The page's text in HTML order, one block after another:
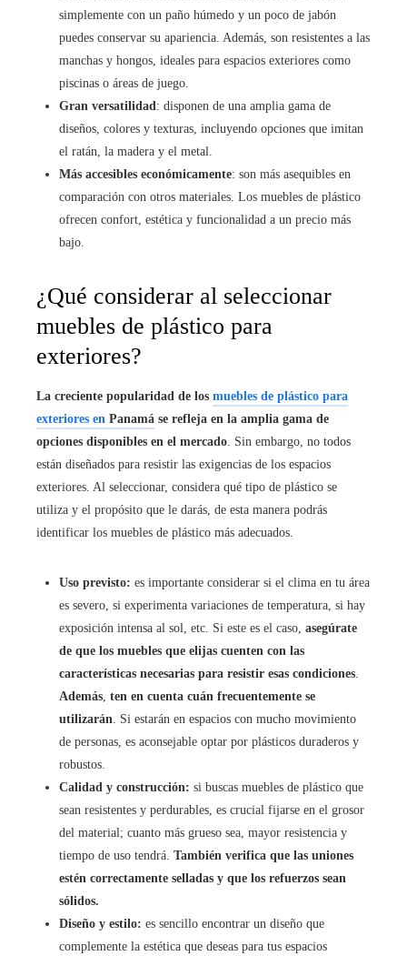
simplemente con un paño húmedo y un poco de jabón
puedes conservar su apariencia. Además, son resistentes a las
manchas y hongos, ideales para espacios exteriores como
piscinas o áreas de juego.
Gran versatilidad: disponen de una amplia gama de
diseños, colores y texturas, incluyendo opciones que imitan
el ratán, la madera y el metal.
Más accesibles económicamente: son más asequibles en
comparación con otros materiales. Los muebles de plástico
ofrecen confort, estética y funcionalidad a un precio más
bajo.
¿Qué considerar al seleccionar
muebles de plástico para
exteriores?
La creciente popularidad de los muebles de plástico para
exteriores en Panamá se refleja en la amplia gama de
opciones disponibles en el mercado. Sin embargo, no todos
están diseñados para resistir las exigencias de los espacios
exteriores. Al seleccionar, considera qué tipo de plástico se
utiliza y el propósito que le darás, de esta manera podrás
identificar los muebles de plástico más adecuados.
Uso previsto: es importante considerar si el clima en tu área
es severo, si experimenta variaciones de temperatura, si hay
exposición intensa al sol, etc. Si este es el caso, asegúrate
de que los muebles que elijas cuenten con las
características necesarias para resistir esas condiciones.
Además, ten en cuenta cuán frecuentemente se
utilizarán. Si estarán en espacios con mucho movimiento
de personas, es aconsejable optar por plásticos duraderos y
robustos.
Calidad y construcción: si buscas muebles de plástico que
sean resistentes y perdurables, es crucial fijarse en el grosor
del material; cuanto más grueso sea, mayor resistencia y
tiempo de uso tendrá. También verifica que las uniones
estén correctamente selladas y que los refuerzos sean
sólidos.
Diseño y estilo: es sencillo encontrar un diseño que
complemente la estética que deseas para tus espacios